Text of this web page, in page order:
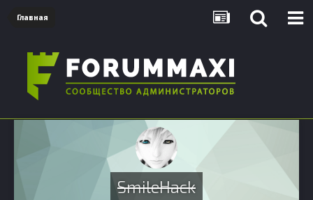
Главная
SmileHack